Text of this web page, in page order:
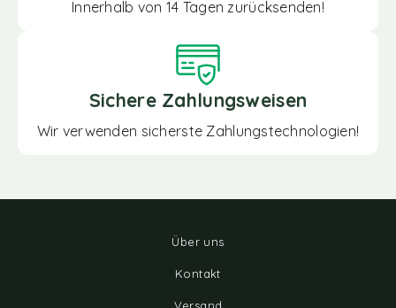
Innerhalb von 14 Tagen zurücksenden!
Sichere Zahlungsweisen
Wir verwenden sicherste Zahlungstechnologien!
Über uns
Kontakt